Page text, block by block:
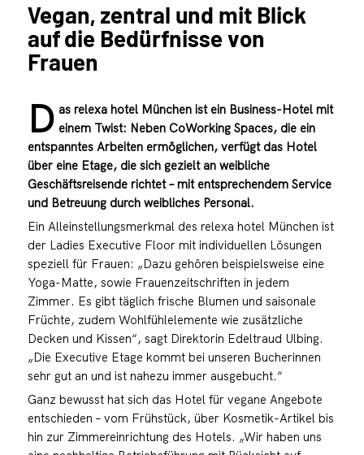
Vegan, zentral und mit Blick
auf die Bedürfnisse von
Frauen
D as relexa hotel München ist ein Business-Hotel mit
einem Twist: Neben CoWorking Spaces, die ein
entspanntes Arbeiten ermöglichen, verfügt das Hotel
über eine Etage, die sich gezielt an weibliche
Geschäftsreisende richtet – mit entsprechendem Service
und Betreuung durch weibliches Personal.
Ein Alleinstellungsmerkmal des relexa hotel München ist
der Ladies Executive Floor mit individuellen Lösungen
speziell für Frauen: „Dazu gehören beispielsweise eine
Yoga-Matte, sowie Frauenzeitschriften in jedem
Zimmer. Es gibt täglich frische Blumen und saisonale
Früchte, zudem Wohlfühlelemente wie zusätzliche
Decken und Kissen“, sagt Direktorin Edeltraud Ulbing.
„Die Executive Etage kommt bei unseren Bucherinnen
sehr gut an und ist nahezu immer ausgebucht.“
Ganz bewusst hat sich das Hotel für vegane Angebote
entschieden – vom Frühstück, über Kosmetik-Artikel bis
hin zur Zimmereinrichtung des Hotels. „Wir haben uns